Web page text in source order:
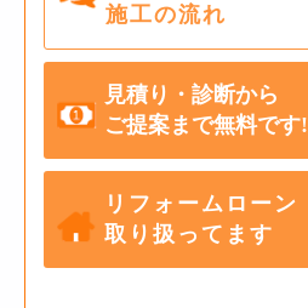
施工の流れ
見積り・診断から
ご提案まで無料です!
リフォームローン
取り扱ってます